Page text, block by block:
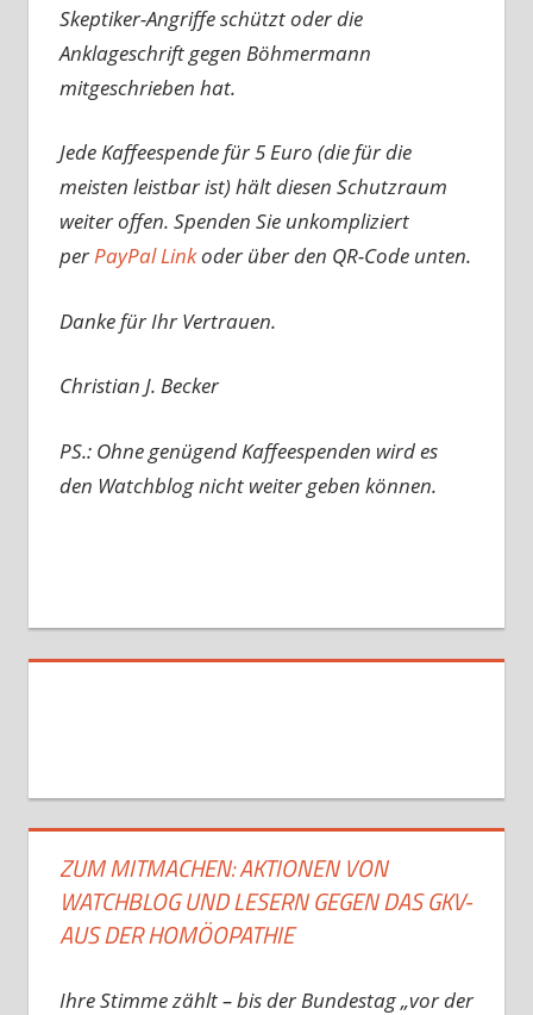
Skeptiker-Angriffe schützt oder die
Anklageschrift gegen Böhmermann
mitgeschrieben hat.
Jede Kaffeespende für 5 Euro (die für die
meisten leistbar ist) hält diesen Schutzraum
weiter offen. Spenden Sie unkompliziert
perPayPal Linkoder über den QR-Code unten.
Danke für Ihr Vertrauen.
Christian J. Becker
PS.: Ohne genügend Kaffeespenden wird es
den Watchblog nicht weiter geben können.
ZUM MITMACHEN: AKTIONEN VON
WATCHBLOG UND LESERN GEGEN DAS GKV-
AUS DER HOMÖOPATHIE
Ihre Stimme zählt – bis der Bundestag „vor der